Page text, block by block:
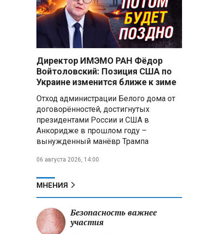
Директор ИМЭМО РАН Фёдор
Войтоловский: Позиция США по
Украине изменится ближе к зиме
Отход администрации Белого дома от
договорённостей, достигнутых
президентами России и США в
Анкоридже в прошлом году –
вынужденный манёвр Трампа
06 августа 2026, 14:00
МНЕНИЯ
Безопасность важнее
участия